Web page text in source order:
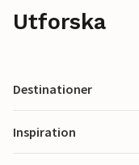
Utforska
Destinationer
Inspiration